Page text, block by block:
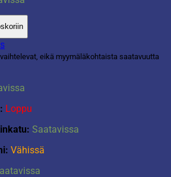
eikä myymäläkohtaista saatavuutta
Loppu
Saatavissa
Vähissä